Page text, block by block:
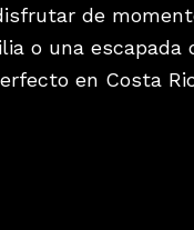
de
o una escapada
en Costa